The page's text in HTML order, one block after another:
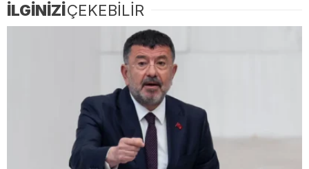
İLGİNİZİÇEKEBİLİR